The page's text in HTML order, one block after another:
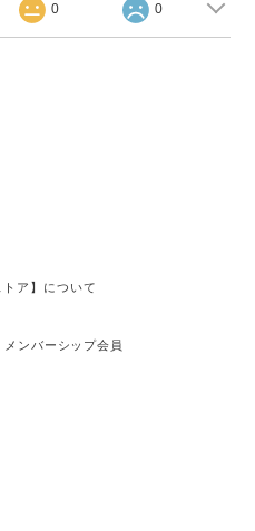
0 0
ア】について
ンバーシップ会員